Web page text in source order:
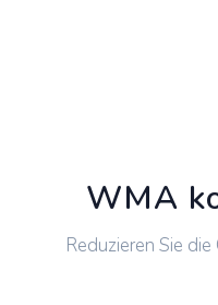
WMA
Reduzieren Sie